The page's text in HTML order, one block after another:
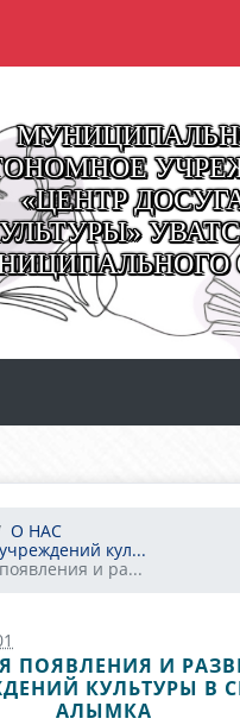
«ЦЕНТР
О НАС
кул...
и ра...
ПОЯВЛЕНИЯ И
КУЛЬТУРЫ В
АЛЫМКА